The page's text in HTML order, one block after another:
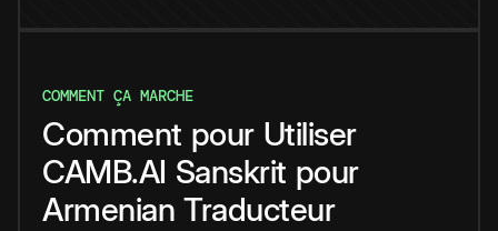
COMMENT ÇA MARCHE
Comment pour Utiliser
CAMB.AI Sanskrit pour
Armenian Traducteur